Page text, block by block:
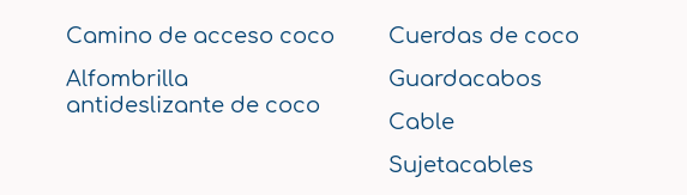
Camino de acceso coco
Alfombrilla
antideslizante de coco
Cuerdas de coco
Guardacabos
Cable
Sujetacables